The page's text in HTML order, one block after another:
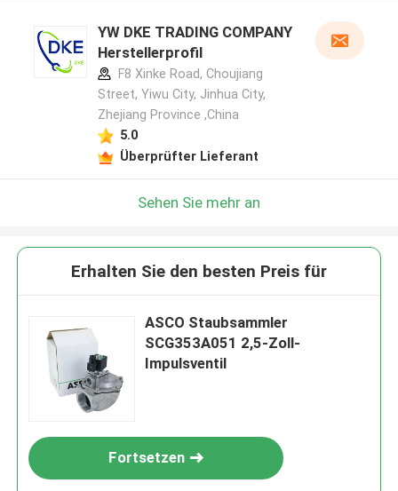
YW DKE TRADING COMPANY
Herstellerprofil
F8 Xinke Road, Choujiang
Street, Yiwu City, Jinhua City,
Zhejiang Province ,China
5.0
Überprüfter Lieferant
Sehen Sie mehr an
Erhalten Sie den besten Preis für
ASCO Staubsammler
SCG353A051 2,5-Zoll-
Impulsventil
Fortsetzen